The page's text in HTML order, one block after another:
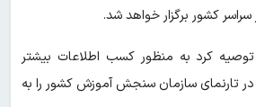
کرد به منظور کسب اطلاعات بیشتر
تارنمای سازمان سنجش آموزش کشور را به